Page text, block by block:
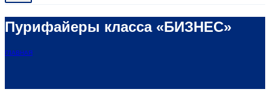
Пурифайеры класса «БИЗНЕС»
ГЛАВНАЯ